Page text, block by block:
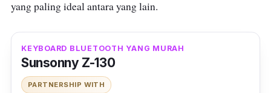
yang paling ideal antara yang lain.
KEYBOARD BLUETOOTH YANG MURAH
Sunsonny Z-130
PARTNERSHIP WITH